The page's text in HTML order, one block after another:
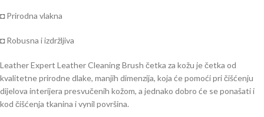
◘ Prirodna vlakna
◘ Robusna i izdržljiva
Leather Expert Leather Cleaning Brush četka za kožu je četka od
kvalitetne prirodne dlake, manjih dimenzija, koja će pomoći pri čišćenju
dijelova interijera presvučenih kožom, a jednako dobro će se ponašati i
kod čišćenja tkanina i vynil površina.